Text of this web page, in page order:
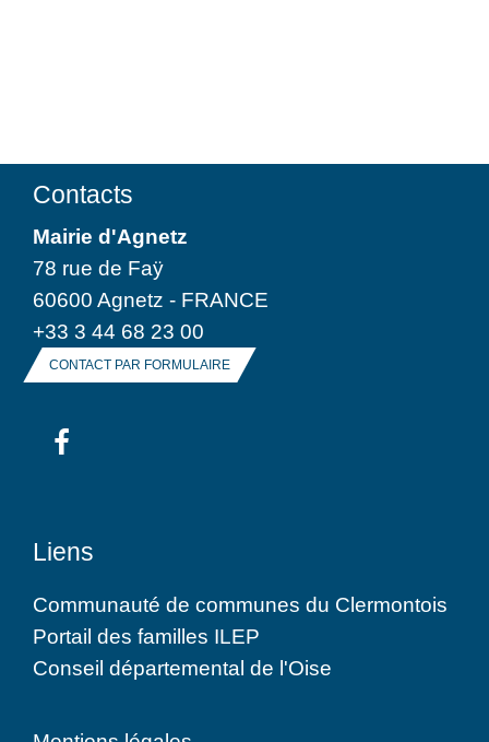
Contacts
Mairie d'Agnetz
78 rue de Faÿ
60600 Agnetz - FRANCE
+33 3 44 68 23 00
CONTACT PAR FORMULAIRE
Liens
Communauté de communes du Clermontois
Portail des familles ILEP
Conseil départemental de l'Oise